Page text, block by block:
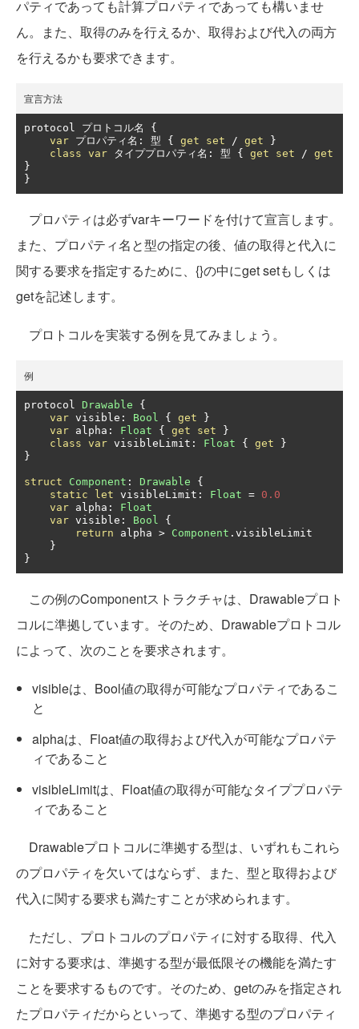
パティであっても計算プロパティであっても構いませ
ん。また、取得のみを行えるか、取得および代入の両方
を行えるかも要求できます。
宣言方法
protocol プロトコル名
{
var プロパティ名: 型 { get set / get
}
class var タイププロパティ名: 型 { get set / get
}
}
プロパティは必ずvarキーワードを付けて宣言します。
また、プロパティ名と型の指定の後、値の取得と代入に
関する要求を指定するために、{}の中にget setもしくは
getを記述します。
プロトコルを実装する例を見てみましょう。
例
protocol Drawable
{
var visible : Bool { get
}
var alpha : Float { get set
}
class var visibleLimit : Float { get
}
}
struct Component : Drawable
{
static
let visibleLimit : Float = 0.0
var alpha :
Float
var visible : Bool
{
return alpha > Component . visibleLimit
}
}
この例のComponentストラクチャは、Drawableプロト
コルに準拠しています。そのため、Drawableプロトコル
によって、次のことを要求されます。
visibleは、Bool値の取得が可能なプロパティであるこ
と
alphaは、Float値の取得および代入が可能なプロパテ
ィであること
visibleLimitは、Float値の取得が可能なタイププロパテ
ィであること
Drawableプロトコルに準拠する型は、いずれもこれら
のプロパティを欠いてはならず、また、型と取得および
代入に関する要求も満たすことが求められます。
ただし、プロトコルのプロパティに対する取得、代入
に対する要求は、準拠する型が最低限その機能を満たす
ことを要求するものです。そのため、getのみを指定され
たプロパティだからといって、準拠する型のプロパティ